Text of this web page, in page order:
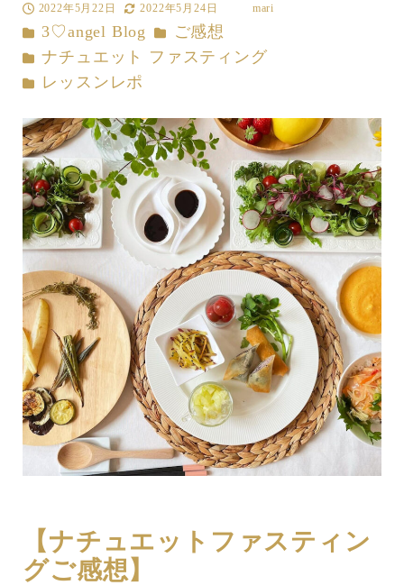
投稿日
2022年5月22日
更新日
2022年5月24日
mari
カテゴリー
3♡angel Blog カテゴリー
ご感想
カテゴリー
ナチュエット ファスティング
カテゴリー
レッスンレポ
【ナチュエットファスティン
グご感想】